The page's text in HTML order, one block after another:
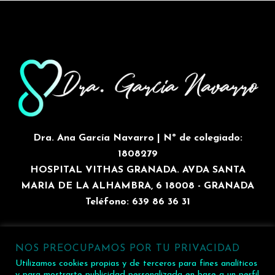
Dra. Ana García Navarro | Nº de colegiado:
1808279
HOSPITAL VITHAS GRANADA. AVDA SANTA
MARIA DE LA ALHAMBRA, 6 18008 - GRANADA
Teléfono: 639 86 36 31
2026 Dra. Ana García Navarro | HOSPITAL VITHAS
NOS PREOCUPAMOS POR TU PRIVACIDAD
Utilizamos cookies propias y de terceros para fines analíticos